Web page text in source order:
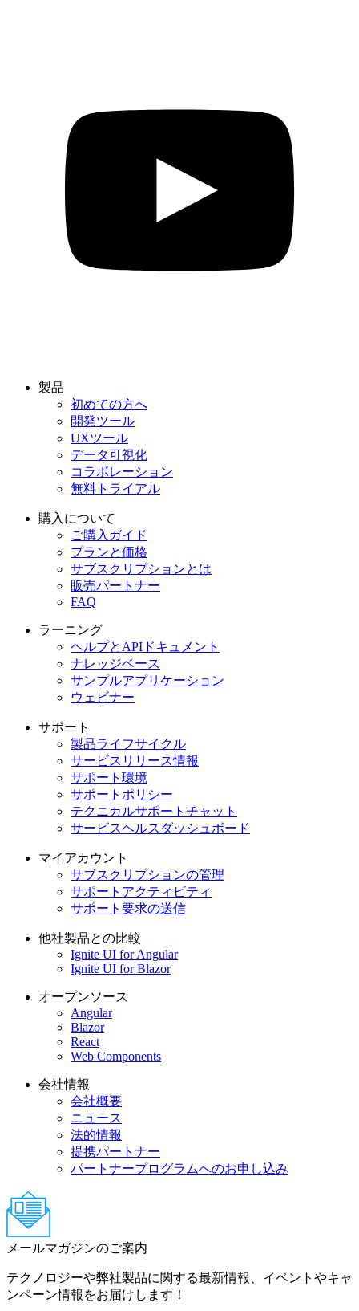
製品
初めての方へ
開発ツール
UXツール
データ可視化
コラボレーション
無料トライアル
購入について
ご購入ガイド
プランと価格
サブスクリプションとは
販売パートナー
FAQ
ラーニング
ヘルプとAPIドキュメント
ナレッジベース
サンプルアプリケーション
ウェビナー
サポート
製品ライフサイクル
サービスリリース情報
サポート環境
サポートポリシー
テクニカルサポートチャット
サービスヘルスダッシュボード
マイアカウント
サブスクリプションの管理
サポートアクティビティ
サポート要求の送信
他社製品との比較
Ignite UI for Angular
Ignite UI for Blazor
オープンソース
Angular
Blazor
React
Web Components
会社情報
会社概要
ニュース
法的情報
提携パートナー
パートナープログラムへのお申し込み
メールマガジンのご案内
テクノロジーや弊社製品に関する最新情報、イベントやキャ
ンペーン情報をお届けします！